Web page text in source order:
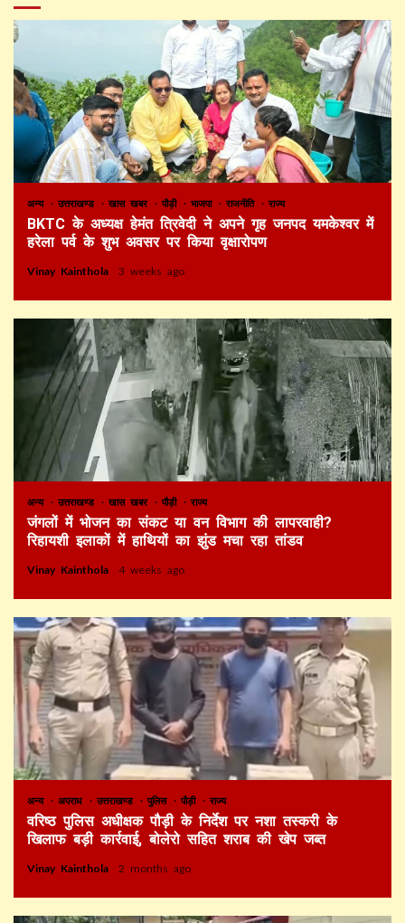
अन्य उत्तराखण्ड खास खबर पौड़ी भाजपा राजनीति राज्य
BKTC के अध्यक्ष हेमंत त्रिवेदी ने अपने गृह जनपद यमकेश्वर में
हरेला पर्व के शुभ अवसर पर किया वृक्षारोपण
Vinay Kainthola 3 weeks ago
अन्य उत्तराखण्ड खास खबर पौड़ी राज्य
जंगलों में भोजन का संकट या वन विभाग की लापरवाही?
रिहायशी इलाकों में हाथियों का झुंड मचा रहा तांडव
Vinay Kainthola 4 weeks ago
अन्य अपराध उत्तराखण्ड पुलिस पौड़ी राज्य
वरिष्ठ पुलिस अधीक्षक पौड़ी के निर्देश पर नशा तस्करी के
खिलाफ बड़ी कार्रवाई, बोलेरो सहित शराब की खेप जब्त
Vinay Kainthola 2 months ago